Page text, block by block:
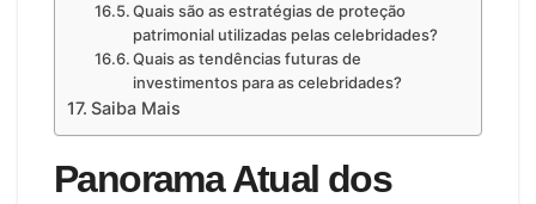
Quais são as estratégias de proteção
patrimonial utilizadas pelas celebridades?
Quais as tendências futuras de
investimentos para as celebridades?
Saiba Mais
Panorama Atual dos